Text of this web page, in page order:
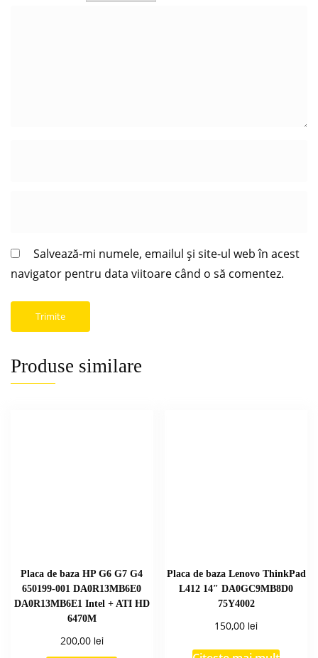
Salvează-mi numele, emailul și site-ul web în acest
navigator pentru data viitoare când o să comentez.
Produse similare
Placa de baza HP G6 G7 G4
650199-001 DA0R13MB6E0
DA0R13MB6E1 Intel + ATI HD
6470M
200,00 lei
Placa de baza Lenovo ThinkPad
L412 14″ DA0GC9MB8D0
75Y4002
150,00 lei